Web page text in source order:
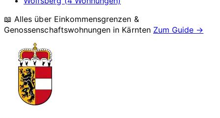
📖 Alles über Einkommensgrenzen &
Genossenschaftswohnungen in Kärnten Zum Guide →